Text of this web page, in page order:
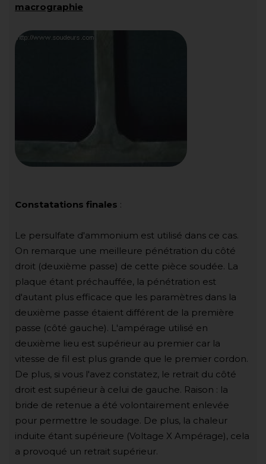
macrographie
Constatations finales :
Le persulfate d'ammonium est utilisé dans ce cas.
On remarque une meilleure pénétration du côté
droit (deuxième passe) de cette pièce soudée. La
plaque étant préchauffée, la pénétration est
d'autant plus efficace que les paramètres dans la
deuxième passe étaient différent de la première
passe (côté gauche). L'ampérage utilisé en
deuxième lieu est supérieur au premier car la
vitesse de fil est plus grande que le premier cordon.
De plus, si vous l'avez constatez, le retrait du côté
droit est supérieur à celui de gauche. Raison : la
bride de retenue a été volontairement enlevée
pour permettre le soudage. De plus, la chaleur
induite étant supérieure (Voltage X Ampérage), cela
a provoqué un retrait supérieur.